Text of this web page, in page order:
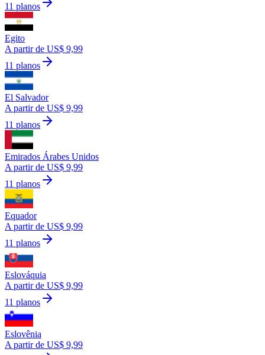
11 planos
Egito
A partir de US$ 9,99
11 planos
El Salvador
A partir de US$ 9,99
11 planos
Emirados Árabes Unidos
A partir de US$ 9,99
11 planos
Equador
A partir de US$ 9,99
11 planos
Eslováquia
A partir de US$ 9,99
11 planos
Eslovênia
A partir de US$ 9,99